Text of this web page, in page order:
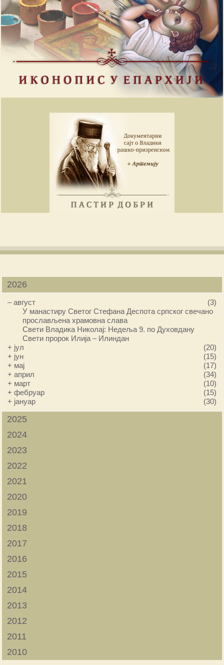
2026
–август
(3)
У манастиру Светог Стефана Деспота српског свечано
прослављена храмовна слава
Свети Владика Николај: Недеља 9. по Духовдану
Свети пророк Илија – Илиндан
+ јул
(20)
+ јун
(15)
+ мај
(17)
+април
(34)
+ март
(10)
+фебруар
(15)
+ јануар (30)
2025
2024
2023
2022
2021
2020
2019
2018
2017
2016
2015
2014
2013
2012
2011
2010